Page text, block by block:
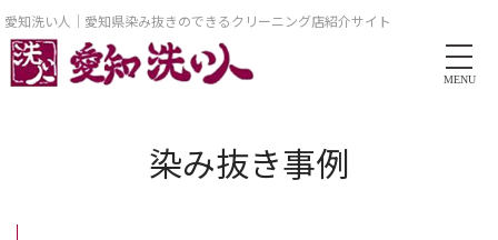
愛知洗い人｜愛知県染み抜きのできるクリーニング店紹介サイト
MENU
染み抜き事例